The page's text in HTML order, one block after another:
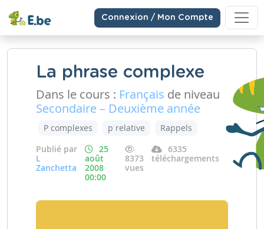
Connexion / Mon Compte
La phrase complexe
Dans le cours : Français de niveau
Secondaire – Deuxième année
P complexes p relative
Rappels
Publié par
L
Zanchetta
25
août
2008
00:00
8373
vues
6335
téléchargements